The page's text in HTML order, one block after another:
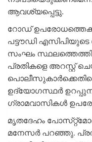
ആവശ്യപ്പെട്ടു.
റോഡ്
പട്ടൗഡി
സംഘം
പ്രതികളെ അറസ്റ്റ്
ഉദ്യോഗസ്ഥർ
ഗ്രാമവാസികൾ
മൃതദേഹം
മനേസർ പറഞ്ഞു.